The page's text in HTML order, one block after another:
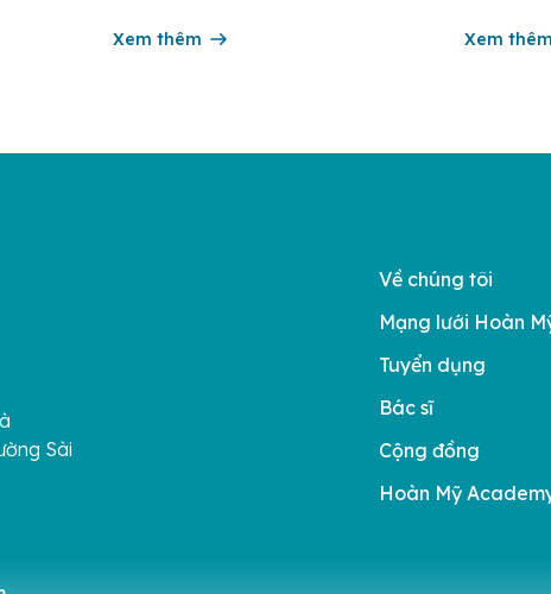
loạn
trên toàn hệ thống – những người luôn
Xem thêm
Công
Xem thêm
Sài
Về chúng tôi
Mạng lưới Hoàn
Tuyển dụng
Bác sĩ
Cộng đồng
Hoàn Mỹ